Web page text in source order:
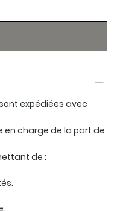
expédiées avec
en charge de la part de
de :